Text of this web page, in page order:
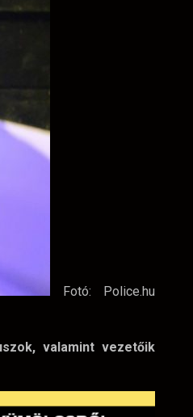
Fotó: Police.hu
valamint vezetőik